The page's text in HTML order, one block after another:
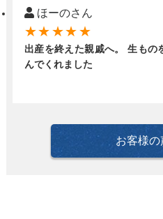
ほーのさん
★★★★★
出産を終えた親戚へ。 生もの
んでくれました